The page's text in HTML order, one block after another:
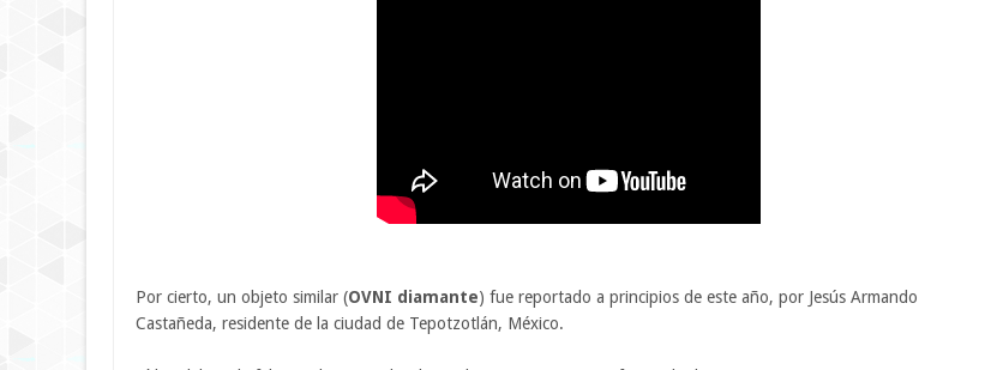
Por cierto, un objeto similar (OVNI diamante) fue reportado a principios de este año, por Jesús Armando
Castañeda, residente de la ciudad de Tepotzotlán, México.